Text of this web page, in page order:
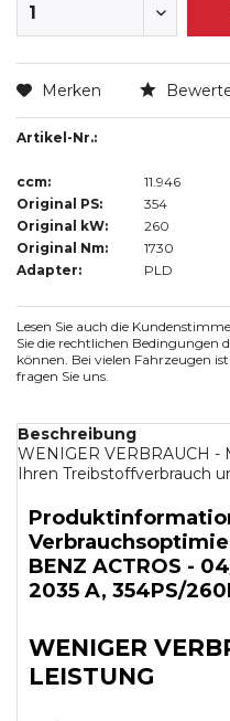
Merken
Artikel-Nr.:
ccm:
11.946
Original PS:
354
Original kW:
260
Original Nm:
1730
Adapter:
PLD
Lesen Sie auch die
Sie die rechtlichen Bedingungen
können. Bei vielen Fahrzeugen
fragen Sie uns.
Beschreibung
WENIGER VERBRAUCH -
Ihren Treibstoffverbrauch
BENZ ACTROS -
2035 A, 354PS/
WENIGER
LEISTUNG